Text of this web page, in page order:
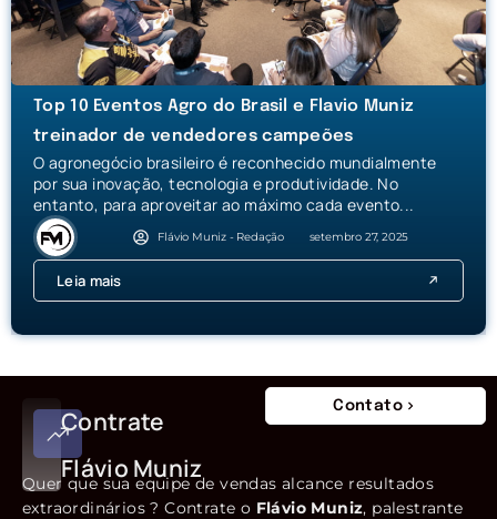
Top 10 Eventos Agro do Brasil e Flavio Muniz
treinador de vendedores campeões
O agronegócio brasileiro é reconhecido mundialmente
por sua inovação, tecnologia e produtividade. No
entanto, para aproveitar ao máximo cada evento...
Flávio Muniz - Redação setembro 27, 2025
Leia mais
Contrate
Flávio Muniz
Contato
Quer que sua equipe de vendas alcance resultados
extraordinários ? Contrate o Flávio Muniz, palestrante